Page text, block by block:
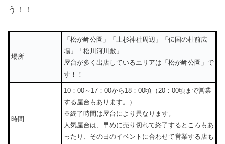
う！！
場所
「松が岬公園」「上杉神社周辺」「伝国の杜前広
場」「松川河川敷」
屋台が多く出店しているエリアは「松が岬公園」で
す！！
時間
10：00～17：00から18：00頃（20：00頃まで営業
する屋台もあります。）
※終了時間は屋台により異なります。
人気屋台は、早めに売り切れて終了するところもあ
ったり、その日のイベントに合わせて営業する店も